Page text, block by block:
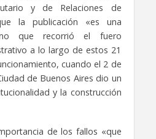
y de Relaciones de
la publicación «es una
que recorrió el fuero
a lo largo de estos 21
cuando el 2 de
de Buenos Aires dio un
y la construcción
de los fallos «que